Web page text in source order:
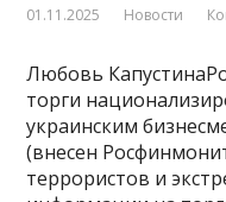
01.11.2025 Новости
Любовь
торги
украинским
(внесен
террористов и